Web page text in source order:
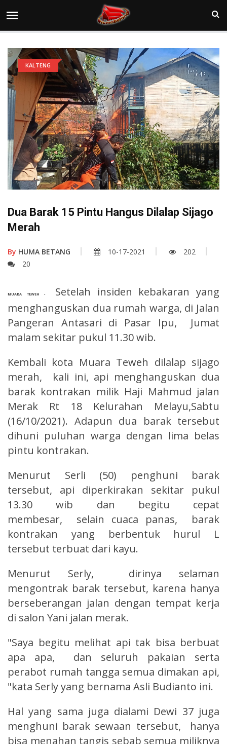
KALTENG
Dua Barak 15 Pintu Hangus Dilalap Sijago
Merah
By HUMA BETANG 10-17-2021
202
20
MUARA TEWEH -
Setelah insiden kebakaran yang
menghanguskan dua rumah warga, di Jalan
Pangeran Antasari di Pasar Ipu, Jumat
malam sekitar pukul 11.30 wib.
Kembali kota Muara Teweh dilalap sijago
merah, kali ini, api menghanguskan dua
barak kontrakan milik Haji Mahmud jalan
Merak Rt 18 Kelurahan Melayu,Sabtu
(16/10/2021). Adapun dua barak tersebut
dihuni puluhan warga dengan lima belas
pintu kontrakan.
Menurut Serli (50) penghuni barak
tersebut, api diperkirakan sekitar pukul
13.30 wib dan begitu cepat
membesar, selain cuaca panas, barak
kontrakan yang berbentuk hurul L
tersebut terbuat dari kayu.
Menurut Serly, dirinya selaman
mengontrak barak tersebut, karena hanya
berseberangan jalan dengan tempat kerja
di salon Yani jalan merak.
"Saya begitu melihat api tak bisa berbuat
apa apa, dan seluruh pakaian serta
perabot rumah tangga semua dimakan api,
"kata Serly yang bernama Asli Budianto ini.
Hal yang sama juga dialami Dewi 37 juga
menghuni barak sewaan tersebut, hanya
bisa menahan tangis sebab semua miliknya